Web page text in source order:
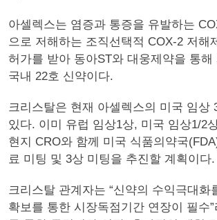
아셀렉스는 염증과 통증을 유발하는
으로 저해하는 조직선택적 COX-2 저해
허가를 받아 동아ST와 대웅제약을 통해
국내 22호 신약이다.
크리스탈은 현재 아셀렉스의 미국 임상
있다. 이미 유럽 임상1상, 미국 임상1/2
현지 CRO와 함께 미국 식품의약국
료 미팅 및 3상 미팅을 추진할 계획이다.
크리스탈 관계자는 “신약의 수익극대화
확보를 통한 시장독점기간 연장이 필수”